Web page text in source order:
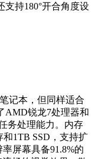
持180°开合角度设
记本，但同样适合
AMD锐龙7处理器和
务处理能力。内存
1TB SSD，支持扩
屏幕具备91.8%的